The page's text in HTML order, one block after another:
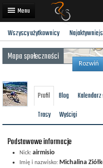
Artykuły
Trasy rowerowe
Wyścigi rowerowe
Użytkownicy
Dodaj
Wszyscy użytkownicy
Mapa społeczności
Rozwiń
Profil Blog
Trasy
Wyścigi
Podstawowe informacje
Nick: airmisio
Imię i nazwisko: Michalina